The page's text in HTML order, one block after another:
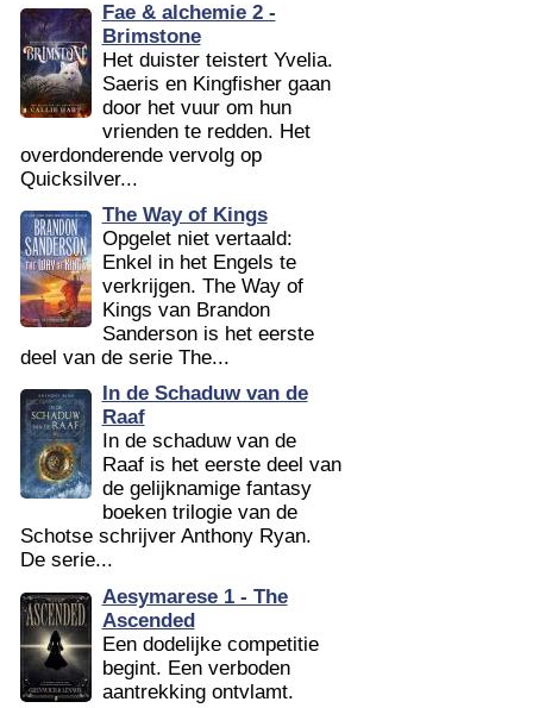
Fae & alchemie 2 -
Brimstone
Het duister teistert Yvelia.
Saeris en Kingfisher gaan
door het vuur om hun
vrienden te redden. Het
overdonderende vervolg op
Quicksilver...
The Way of Kings
Opgelet niet vertaald:
Enkel in het Engels te
verkrijgen. The Way of
Kings van Brandon
Sanderson is het eerste
deel van de serie The...
In de Schaduw van de
Raaf
In de schaduw van de
Raaf is het eerste deel van
de gelijknamige fantasy
boeken trilogie van de
Schotse schrijver Anthony Ryan.
De serie...
Aesymarese 1 - The
Ascended
Een dodelijke competitie
begint. Een verboden
aantrekking ontvlamt.